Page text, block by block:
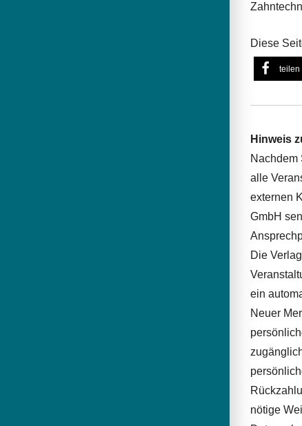
Diese
teilen
Hinweis
Nachdem
alle
externen
GmbH
Die
ein
Neuer
nötige